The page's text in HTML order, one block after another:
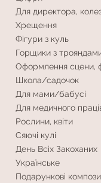
Для директора,
Хрещення
Фігури з куль
Горщики з
Оформлення сцени,
Школа/садочок
Для мами/бабусі
Для медичного
Рослини, квіти
Сяючі кулі
День Всіх Закоханих
Українське
Подарункові